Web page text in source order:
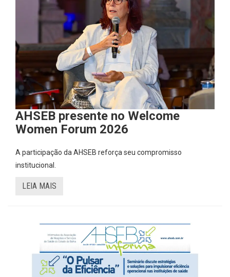
AHSEB presente no Welcome
Women Forum 2026
A participação da AHSEB reforça seu compromisso
institucional.
LEIA MAIS